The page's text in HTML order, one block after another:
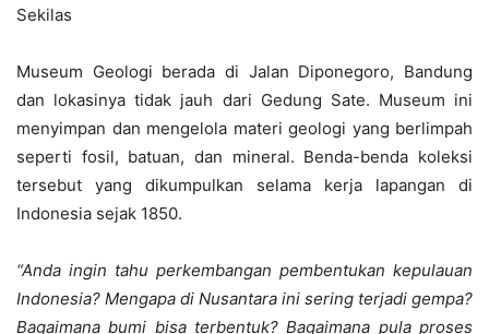
Sekilas
Museum Geologi berada di Jalan Diponegoro, Bandung
dan lokasinya tidak jauh dari Gedung Sate. Museum ini
menyimpan dan mengelola materi geologi yang berlimpah
seperti fosil, batuan, dan mineral. Benda-benda koleksi
tersebut yang dikumpulkan selama kerja lapangan di
Indonesia sejak 1850.
“Anda ingin tahu perkembangan pembentukan kepulauan
Indonesia? Mengapa di Nusantara ini sering terjadi gempa?
Bagaimana bumi bisa terbentuk? Bagaimana pula proses